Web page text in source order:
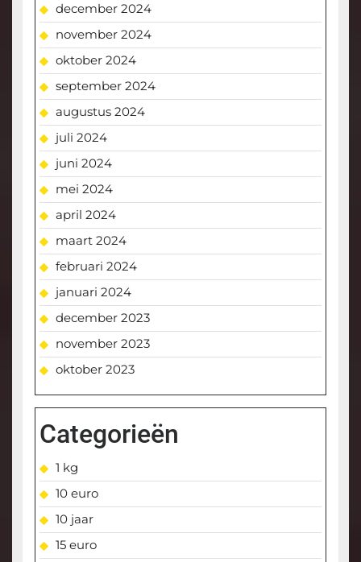
december 2024
november 2024
oktober 2024
september 2024
augustus 2024
juli 2024
juni 2024
mei 2024
april 2024
maart 2024
februari 2024
januari 2024
december 2023
november 2023
oktober 2023
Categorieën
1 kg
10 euro
10 jaar
15 euro